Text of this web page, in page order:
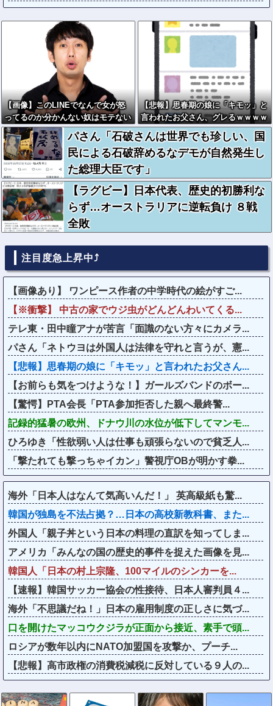
【画像】このLINEでなんで女が怒
ってるのか分かんない奴はモテない
奴確定らしい←お前らは勿論わかる
よな？？？？？？？
【悲報】思春期の娘に「キモッ」と
言われたお父さん、グレるｗｗｗｗ
ｗｗｗ
パさん「石破さんは世界でも珍しい、国
民による石破辞めるなデモが自然発生し
た総理大臣です」
【ラグビー】日本代表、歴史的初勝利な
らず…オーストラリアに逆転負け ８戦
全敗
注目度急上昇中⤴
【画像あり】 ワンピース作者の中学時代の絵がすご...
【※衝撃】 中古の家でウジ虫がどんどんわいてくる...
テレ東・田中瞳アナが苦言「面識のない方々にカメラ...
パさん「ネトウヨは外国人は法律を守れと言うが、憲...
【悲報】思春期の娘に「キモッ」と言われたお父さん...
【お前らも気をつけような！】ガールズバンドのボー...
【驚愕】PTA会長「PTA参加拒否した親へ最終警...
記録的猛暑の欧州、ドナウ川の水位が低下してマンモ...
ひろゆき「性欲弱い人は仕事も頑張らないので貧乏人...
「撃たれても撃っちゃイカン」警視庁OBが明かす拳...
海外「日本人はなんて気高いんだ！」 英高級紙も驚...
韓国が独島を不法占拠？…日本の高校新教科書、また...
外国人「親子丼という日本の料理の直訳を知ってしま...
アメリカ「みんなの国の歴史的事件を捉えた画像を見...
韓国人「日本の村上宗隆、100マイルのシンカーを...
【速報】韓国サッカー協会の性接待、日本人審判員４...
海外「不思議だね！」日本の雇用制度の正しさに気づ...
口を開けたマッコウクジラが正面から接近、素手で頭...
ロシアが数年以内にNATO加盟国を攻撃か、プーチ...
【悲報】高市政権の消費税減税に反対している９人の...